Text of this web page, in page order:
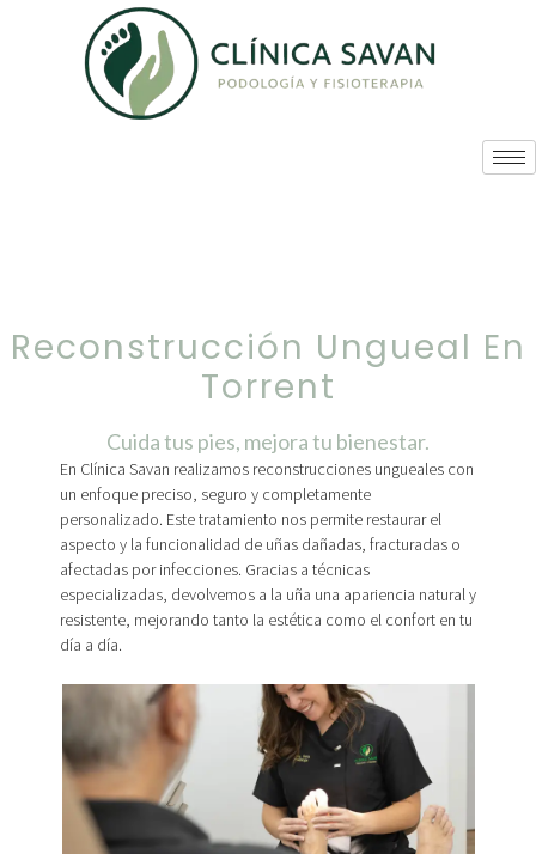
Reconstrucción Ungueal En
Torrent
Cuida tus pies, mejora tu bienestar.
En Clínica Savan realizamos reconstrucciones ungueales con
un enfoque preciso, seguro y completamente
personalizado. Este tratamiento nos permite restaurar el
aspecto y la funcionalidad de uñas dañadas, fracturadas o
afectadas por infecciones. Gracias a técnicas
especializadas, devolvemos a la uña una apariencia natural y
resistente, mejorando tanto la estética como el confort en tu
día a día.